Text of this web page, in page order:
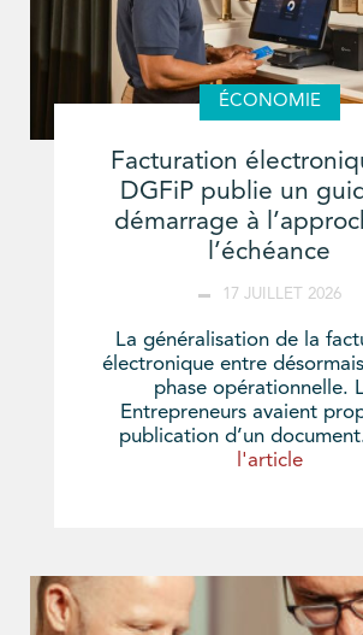
ÉCONOMIE
Facturation
DGFiP publie un
démarrage à
l’échéance
17 JUILLET 2026
La généralisation de la
électronique entre
phase opérationnelle.
Entrepreneurs avaient
publication d’un
l'article